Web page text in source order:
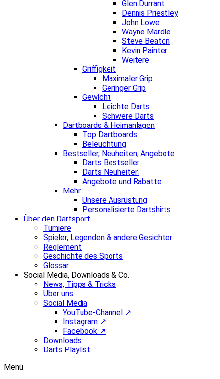
Glen Durrant
Dennis Priestley
John Lowe
Wayne Mardle
Steve Beaton
Kevin Painter
Weitere
Griffigkeit
Maximaler Grip
Geringer Grip
Gewicht
Leichte Darts
Schwere Darts
Dartboards & Heimanlagen
Top Dartboards
Beleuchtung
Bestseller, Neuheiten, Angebote
Darts Bestseller
Darts Neuheiten
Angebote und Rabatte
Mehr
Unsere Ausrüstung
Personalisierte Dartshirts
Über den Dartsport
Turniere
Spieler, Legenden & andere Gesichter
Reglement
Geschichte des Sports
Glossar
Social Media, Downloads & Co.
News, Tipps & Tricks
Über uns
Social Media
YouTube-Channel ↗
Instagram ↗
Facebook ↗
Downloads
Darts Playlist
Menü